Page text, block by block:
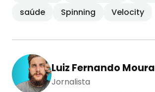
saúde
Spinning Velocity
Luiz Fernando Moura
Jornalista